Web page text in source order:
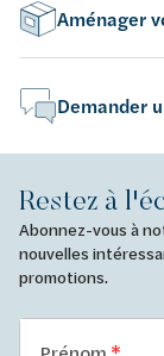
Aménager
Demander
Restez à
Abonnez-vous à
nouvelles
promotions.